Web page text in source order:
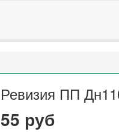
Ревизия ПП
55 руб